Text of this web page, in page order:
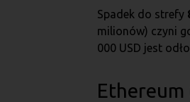
Spadek do strefy
milionów) czyni
000 USD jest
Ethereum